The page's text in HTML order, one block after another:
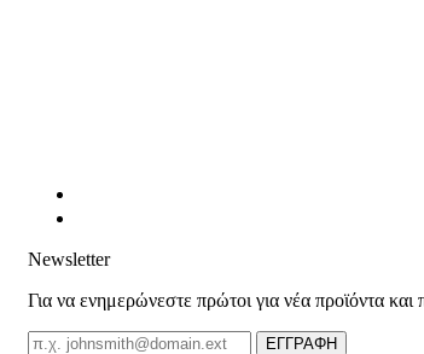
Newsletter
Για να ενημερώνεστε πρώτοι για νέα προϊόντα
Email
ΕΓΓΡΑΦΗ